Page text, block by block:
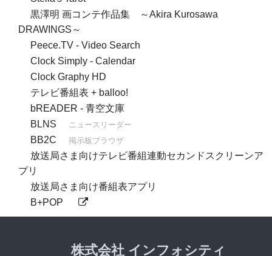
黒澤明 画コンテ作品集 ～Akira Kurosawa
DRAWINGS～
Peece.TV - Video Search
Clock Simply - Calendar
Clock Graphy HD
テレビ番組表 + balloo!
bREADER - 青空文庫
BLNS
ニュースリーダー
BB2C 掲示板ブラウザ
放送局さま向けテレビ番組連動セカンドスクリーンア
プリ
放送局さま向け番組表アプリ
B+POP
株式会社 インフォシティ